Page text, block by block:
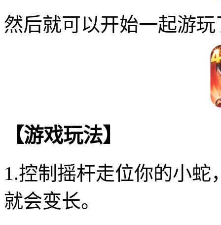
然后就可以开始一起游玩
【游戏玩法】
1.控制摇杆走位你的小
就会变长。